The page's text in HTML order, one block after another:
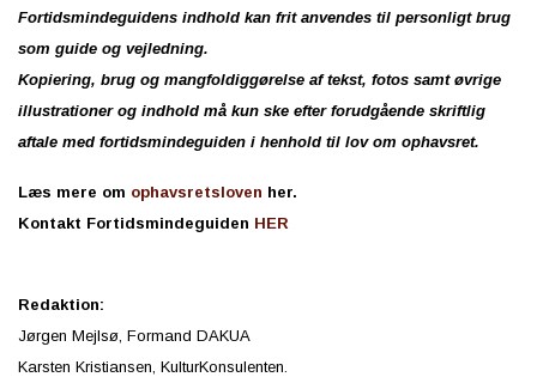
Fortidsmindeguidens indhold kan frit anvendes til personligt brug
som guide og vejledning.
Kopiering, brug og mangfoldiggørelse af tekst, fotos samt øvrige
illustrationer og indhold må kun ske efter forudgående skriftlig
aftale med fortidsmindeguiden i henhold til lov om ophavsret.
Læs mere om ophavsretsloven her.
Kontakt Fortidsmindeguiden HER
Redaktion:
Jørgen Mejlsø, Formand DAKUA
Karsten Kristiansen, KulturKonsulenten.